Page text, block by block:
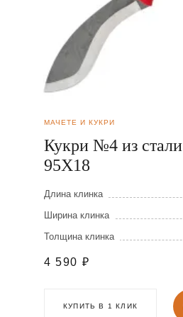
МАЧЕТЕ И КУКРИ
Кукри №4 из стали
95Х18
Длина клинка
Ширина клинка
Толщина клинка
4 590 ₽
КУПИТЬ В 1 КЛИК